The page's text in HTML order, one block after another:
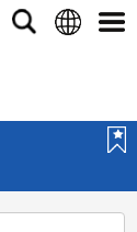
搜
語
選